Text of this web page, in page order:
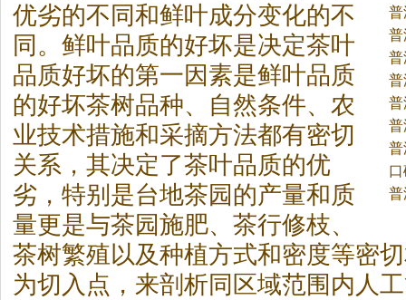
优劣的不同和鲜叶成分变化的不
同。 鲜叶品质的好坏是决定茶叶
品质好坏的第一因素是鲜叶品质
的好坏茶树品种、自然条件、农
业技术措施和采摘方法都有密切
关系，其决定了茶叶品质的优
劣，特别是台地茶园的产量和质
量更是与茶园施肥、 茶行修枝、
茶树繁殖以及种植方式和密度等密
为切入点，来剖析同区域范围内人